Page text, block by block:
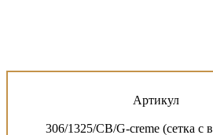
Артикул
306/1325/CB/G-creme (сетка с